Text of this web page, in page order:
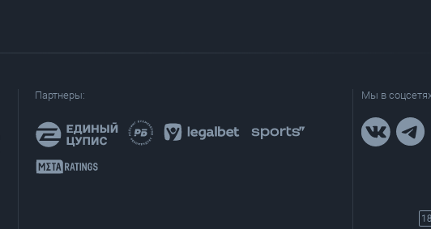
Партнеры: Мы в